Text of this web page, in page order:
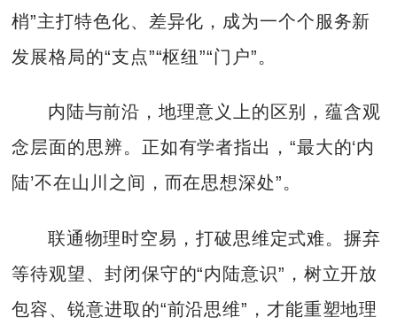
梢”主打特色化、差异化，成为一个个服务新
发展格局的“支点”“枢纽”“门户”。
内陆与前沿，地理意义上的区别，蕴含观
念层面的思辨。正如有学者指出，“最大的‘内
陆’不在山川之间，而在思想深处”。
联通物理时空易，打破思维定式难。摒弃
等待观望、封闭保守的“内陆意识”，树立开放
包容、锐意进取的“前沿思维”，才能重塑地理